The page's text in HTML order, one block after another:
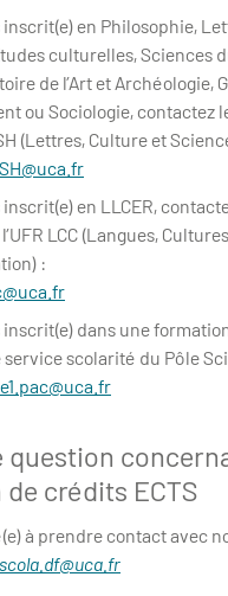
en Philosophie,
culturelles, Sciences
de l’Art et Archéologie,
ou Sociologie, contactez
(Lettres, Culture et
en LLCER,
LCC (Langues,
:
inscrit(e) dans une
service scolarité du Pôle
question
de crédits ECTS
à prendre contact avec